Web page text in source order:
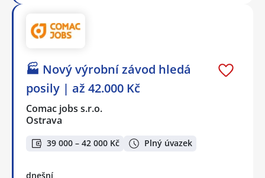
🏭 Nový výrobní závod hledá
posily | až 42.000 Kč
Comac jobs s.r.o.
Ostrava
39 000 – 42 000 Kč Plný úvazek
dnešní